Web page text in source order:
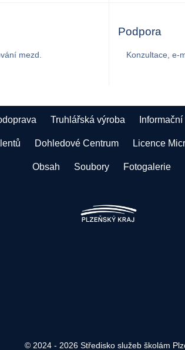
mezd.
Podpora
Konzultace, e-
Truhlářská výroba
Dohledové Centrum Licence
Obsah Soubory Fotogalerie
© 2024 - 2026 Středisko služeb školám